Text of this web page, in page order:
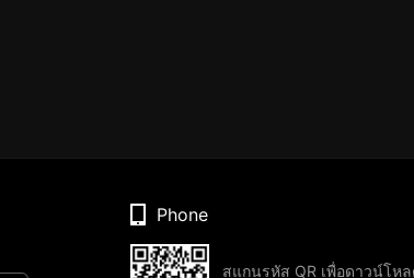
Phone
สแกนรหัส QR เพื่อดาวน์โห